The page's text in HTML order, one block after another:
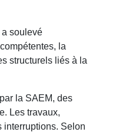
soulevé
la
structurels liés à la
la SAEM, des
Les travaux,
interruptions. Selon